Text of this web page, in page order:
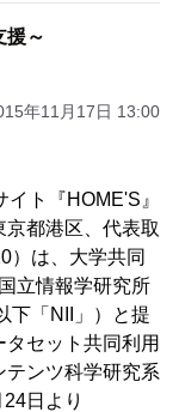
援～
年11月17日 13:00
ト『HOME'S』
都港区、代表取
）は、大学共同
立情報学研究所
下「NII」）と提
セット共同利用
ンツ科学研究系
日より